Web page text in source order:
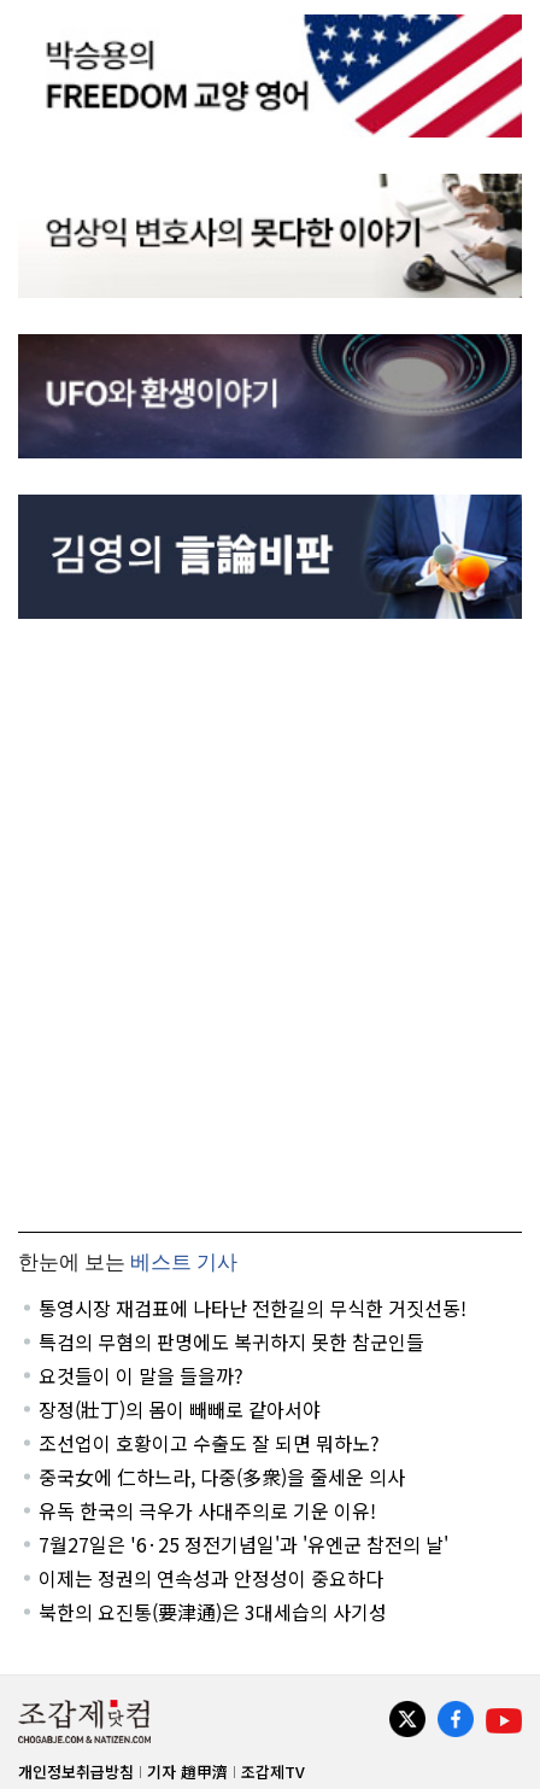
한눈에 보는 베스트 기사
통영시장 재검표에 나타난 전한길의 무식한 거짓선동!
특검의 무혐의 판명에도 복귀하지 못한 참군인들
요것들이 이 말을 들을까?
장정(壯丁)의 몸이 빼빼로 같아서야
조선업이 호황이고 수출도 잘 되면 뭐하노?
중국女에 仁하느라, 다중(多衆)을 줄세운 의사
유독 한국의 극우가 사대주의로 기운 이유!
7월27일은 '6·25 정전기념일'과 '유엔군 참전의 날'
이제는 정권의 연속성과 안정성이 중요하다
북한의 요진통(要津通)은 3대세습의 사기성
개인정보취급방침 기자 趙甲濟 조갑제TV